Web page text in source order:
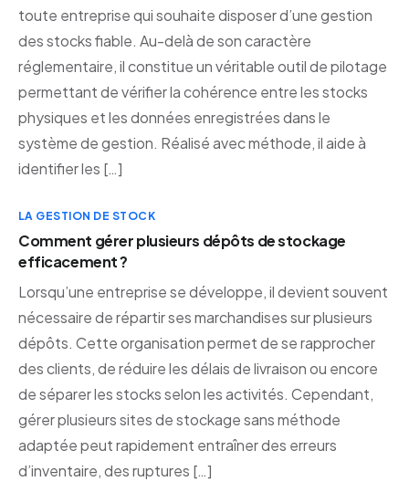
toute entreprise qui souhaite disposer d’une gestion
des stocks fiable. Au-delà de son caractère
réglementaire, il constitue un véritable outil de pilotage
permettant de vérifier la cohérence entre les stocks
physiques et les données enregistrées dans le
système de gestion. Réalisé avec méthode, il aide à
identifier les […]
LA GESTION DE STOCK
Comment gérer plusieurs dépôts de stockage
efficacement ?
Lorsqu’une entreprise se développe, il devient souvent
nécessaire de répartir ses marchandises sur plusieurs
dépôts. Cette organisation permet de se rapprocher
des clients, de réduire les délais de livraison ou encore
de séparer les stocks selon les activités. Cependant,
gérer plusieurs sites de stockage sans méthode
adaptée peut rapidement entraîner des erreurs
d’inventaire, des ruptures […]